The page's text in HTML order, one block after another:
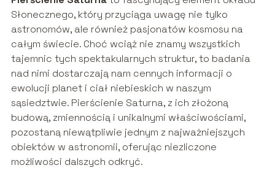
Słonecznego, który przyciąga uwagę nie tylko
astronomów, ale również pasjonatów kosmosu na
całym świecie. Choć wciąż nie znamy wszystkich
tajemnic tych spektakularnych struktur, to badania
nad nimi dostarczają nam cennych informacji o
ewolucji planet i ciał niebieskich w naszym
sąsiedztwie. Pierścienie Saturna, z ich złożoną
budową, zmiennością i unikalnymi właściwościami,
pozostaną niewątpliwie jednym z najważniejszych
obiektów w astronomii, oferując niezliczone
możliwości dalszych odkryć.